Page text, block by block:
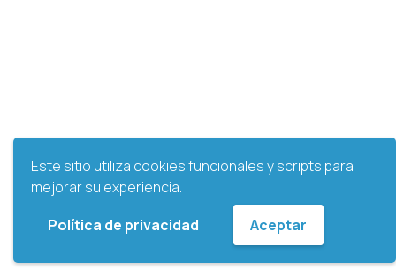
Este sitio utiliza cookies funcionales y scripts para
mejorar su experiencia.
Política de privacidad
Aceptar